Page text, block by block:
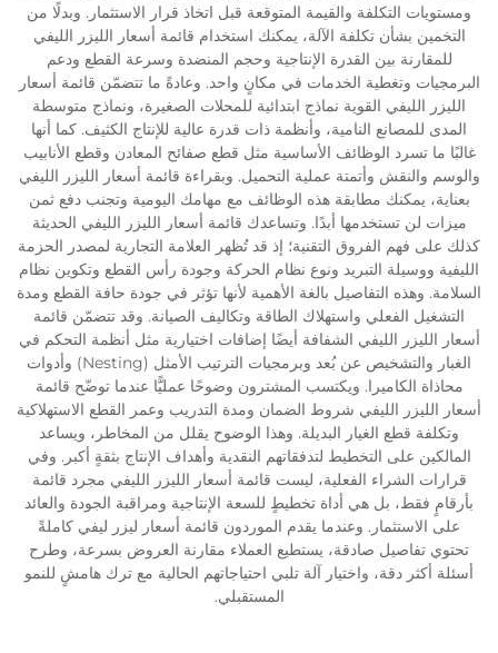
ومستويات التكلفة والقيمة المتوقعة قبل اتخاذ قرار الاستثمار. وبدلًا من
التخمين بشأن تكلفة الآلة، يمكنك استخدام قائمة أسعار الليزر الليفي
للمقارنة بين القدرة الإنتاجية وحجم المنضدة وسرعة القطع ودعم
البرمجيات وتغطية الخدمات في مكانٍ واحد. وعادةً ما تتضمّن قائمة أسعار
الليزر الليفي القوية نماذج ابتدائية للمحلات الصغيرة، ونماذج متوسطة
المدى للمصانع النامية، وأنظمة ذات قدرة عالية للإنتاج الكثيف. كما أنها
غالبًا ما تسرد الوظائف الأساسية مثل قطع صفائح المعادن وقطع الأنابيب
والوسم والنقش وأتمتة عملية التحميل. وبقراءة قائمة أسعار الليزر الليفي
بعناية، يمكنك مطابقة هذه الوظائف مع مهامك اليومية وتجنب دفع ثمن
ميزات لن تستخدمها أبدًا. وتساعدك قائمة أسعار الليزر الليفي الحديثة
كذلك على فهم الفروق التقنية؛ إذ قد تُظهر العلامة التجارية لمصدر الحزمة
الليفية ووسيلة التبريد ونوع نظام الحركة وجودة رأس القطع وتكوين نظام
السلامة. وهذه التفاصيل بالغة الأهمية لأنها تؤثر في جودة حافة القطع ومدة
التشغيل الفعلي واستهلاك الطاقة وتكاليف الصيانة. وقد تتضمّن قائمة
أسعار الليزر الليفي الشفافة أيضًا إضافات اختيارية مثل أنظمة التحكم في
الغبار والتشخيص عن بُعد وبرمجيات الترتيب الأمثل (Nesting) وأدوات
محاذاة الكاميرا. ويكتسب المشترون وضوحًا عمليًّا عندما توضّح قائمة
أسعار الليزر الليفي شروط الضمان ومدة التدريب وعمر القطع الاستهلاكية
وتكلفة قطع الغيار البديلة. وهذا الوضوح يقلل من المخاطر، ويساعد
المالكين على التخطيط لتدفقاتهم النقدية وأهداف الإنتاج بثقةٍ أكبر. وفي
قرارات الشراء الفعلية، ليست قائمة أسعار الليزر الليفي مجرد قائمة
بأرقامٍ فقط، بل هي أداة تخطيطٍ للسعة الإنتاجية ومراقبة الجودة والعائد
على الاستثمار. وعندما يقدم الموردون قائمة أسعار ليزر ليفي كاملةً
تحتوي تفاصيل صادقة، يستطيع العملاء مقارنة العروض بسرعة، وطرح
أسئلة أكثر دقة، واختيار آلة تلبي احتياجاتهم الحالية مع ترك هامشٍ للنمو
المستقبلي.